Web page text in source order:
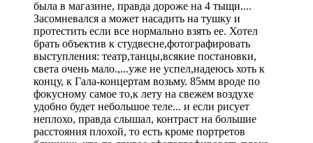
была в магазине, правда дороже на 4 тыщи....
Засомневался а может насадить на тушку и
протестить если все нормально взять ее. Хотел
брать объектив к студвесне,фотографировать
выступления: театр,танцы,всякие постановки,
света очень мало.,...уже не успел,надеюсь хоть к
концу, к Гала-концертам возьму. 85мм вроде по
фокусному самое то,к лету на свежем воздухе
удобно будет небольшое теле... и если рисует
неплохо, правда слышал, контраст на большие
расстояния плохой, то есть кроме портретов